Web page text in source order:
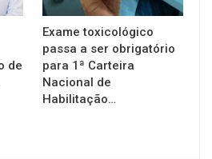
de
Exame toxicológico
passa a ser obrigatório
para 1ª Carteira
Nacional de
Habilitação…